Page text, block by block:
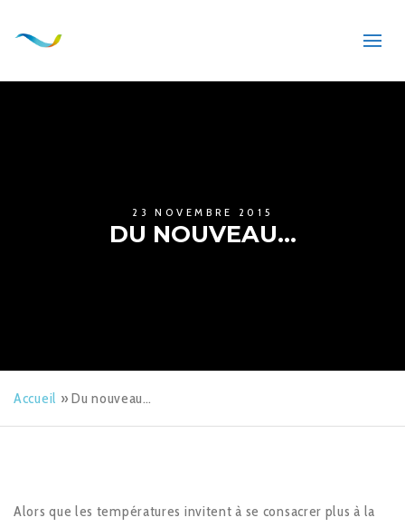
23 NOVEMBRE 2015
DU NOUVEAU…
Accueil »Du nouveau…
Alors que les températures invitent à se consacrer plus à la